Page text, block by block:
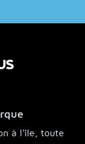
à l’île, toute